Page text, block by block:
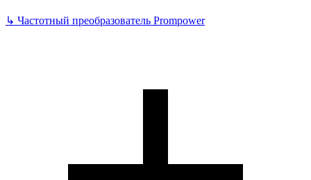
↳ Частотный преобразователь Prompower